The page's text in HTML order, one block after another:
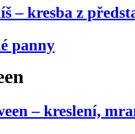
– kresba z
panny
– kreslení,